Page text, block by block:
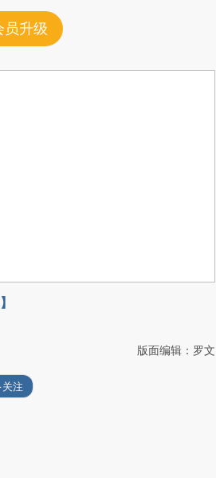
员升级
版面编辑：罗文
关注